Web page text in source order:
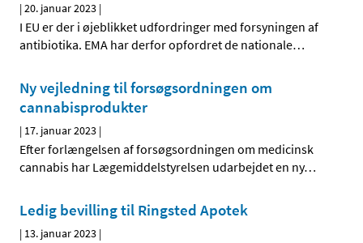
|20. januar 2023 |
I EU er der i øjeblikket udfordringer med forsyningen af
antibiotika. EMA har derfor opfordret de nationale…
Ny vejledning til forsøgsordningen om
cannabisprodukter
| 17. januar 2023 |
Efter forlængelsen af forsøgsordningen om medicinsk
cannabis har Lægemiddelstyrelsen udarbejdet en ny…
Ledig bevilling til Ringsted Apotek
| 13. januar 2023 |